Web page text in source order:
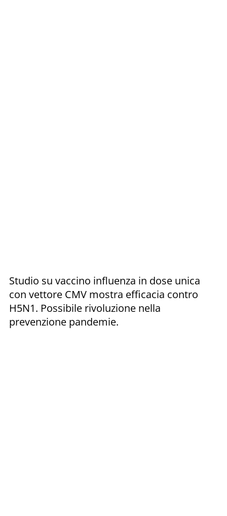
Studio su vaccino influenza in dose unica
con vettore CMV mostra efficacia contro
H5N1. Possibile rivoluzione nella
prevenzione pandemie.